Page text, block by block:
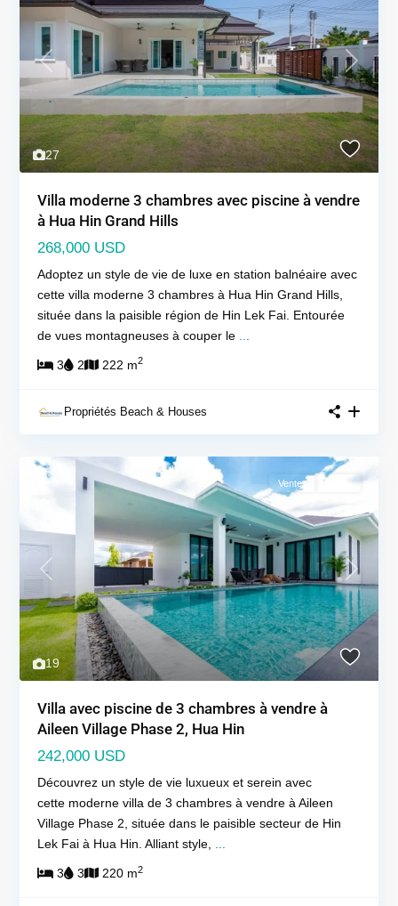
27
Previous Next
Villa moderne 3 chambres avec piscine à vendre
à Hua Hin Grand Hills
268,000 USD
Adoptez un style de vie de luxe en station balnéaire avec
cette villa moderne 3 chambres à Hua Hin Grand Hills,
située dans la paisible région de Hin Lek Fai. Entourée
de vues montagneuses à couper le
3 2 222 m2
Propriétés Beach & Houses
19
Previous Next
Ventes Vendu
Villa avec piscine de 3 chambres à vendre à
Aileen Village Phase 2, Hua Hin
242,000 USD
Découvrez un style de vie luxueux et serein avec
cette moderne villa de 3 chambres à vendre à Aileen
Village Phase 2, située dans le paisible secteur de Hin
Lek Fai à Hua Hin. Alliant style,
3 3 220 m2